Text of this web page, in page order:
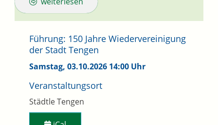
Führung: 150 Jahre Wiedervereinigung
der Stadt Tengen
Samstag, 03.10.2026 14:00 Uhr
Veranstaltungsort
Städtle Tengen